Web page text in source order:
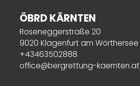
ÖBRD KÄRNTEN
Roseneggerstraße 20
9020 Klagenfurt am Wörthersee
+43463502888
office@bergrettung-kaernten.at